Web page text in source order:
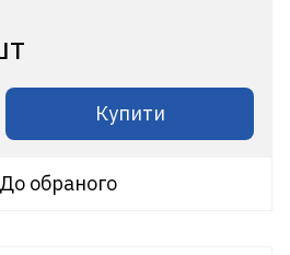
Купити
До обраного